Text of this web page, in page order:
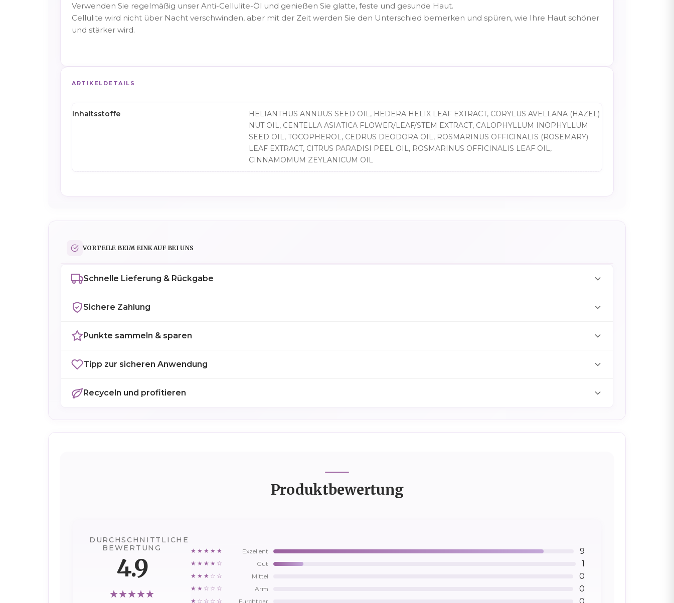
Verwenden Sie regelmäßig unser Anti-Cellulite-Öl und genießen Sie glatte, feste und gesunde Haut.
Cellulite wird nicht über Nacht verschwinden, aber mit der Zeit werden Sie den Unterschied bemerken und spüren, wie Ihre Haut schöner
und stärker wird.
ARTIKELDETAILS
Inhaltsstoffe
HELIANTHUS ANNUUS SEED OIL, HEDERA HELIX LEAF EXTRACT, CORYLUS AVELLANA (HAZEL)
NUT OIL, CENTELLA ASIATICA FLOWER/LEAF/STEM EXTRACT, CALOPHYLLUM INOPHYLLUM
SEED OIL, TOCOPHEROL, CEDRUS DEODORA OIL, ROSMARINUS OFFICINALIS (ROSEMARY)
LEAF EXTRACT, CITRUS PARADISI PEEL OIL, ROSMARINUS OFFICINALIS LEAF OIL,
CINNAMOMUM ZEYLANICUM OIL
VORTEILE BEIM EINKAUF BEI UNS
Schnelle Lieferung & Rückgabe
Sichere Zahlung
Punkte sammeln & sparen
Tipp zur sicheren Anwendung
Recyceln und profitieren
Produktbewertung
DURCHSCHNITTLICHE
BEWERTUNG
4.9
★★★★★ Exzellent 9
★★★★☆ Gut 1
★★★☆☆ Mittel 0
★★☆☆☆ Arm 0
★☆☆☆☆ Furchtbar